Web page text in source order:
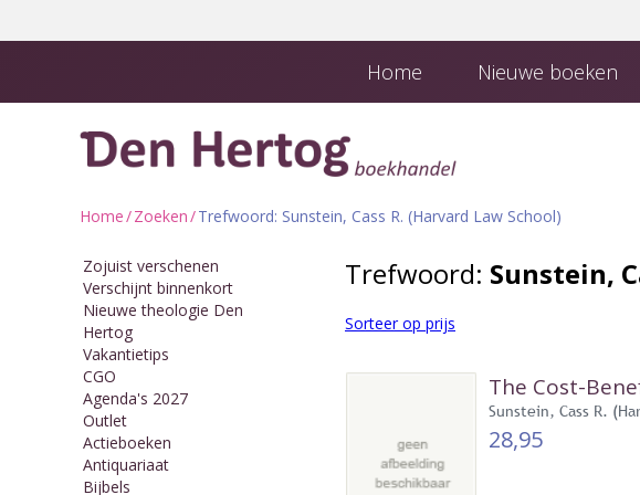
Home Nieuwe boeken
Home/Zoeken/Trefwoord: Sunstein, Cass R. (Harvard Law School)
Zojuist verschenen
Verschijnt binnenkort
Nieuwe theologie Den
Hertog
Vakantietips
CGO
Agenda's 2027
Outlet
Actieboeken
Antiquariaat
Bijbels
Trefwoord: Sunstein,
Sorteer op prijs
The Cost-
Sunstein, Cass R.
28,95